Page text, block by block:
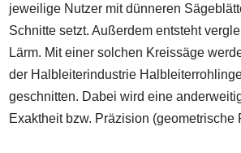
jeweilige Nutzer mit dünneren
Schnitte setzt. Außerdem entsteht
Lärm. Mit einer solchen Kreissäge
der Halbleiterindustrie
geschnitten. Dabei wird eine
Exaktheit bzw. Präzision (geometrische